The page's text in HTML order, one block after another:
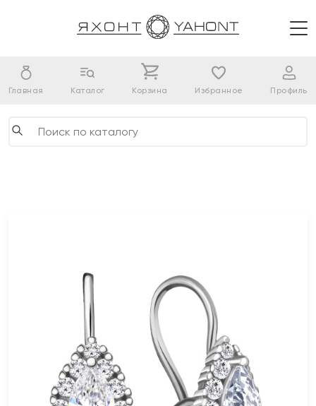
Главная Каталог Корзина Избранное Профиль